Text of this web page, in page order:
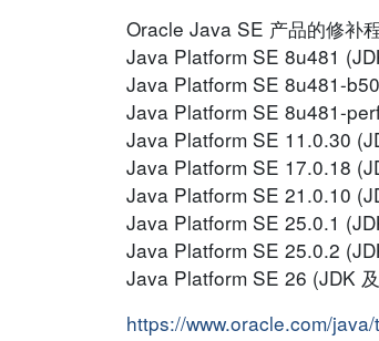
Oracle Java SE 产品的修补
Java Platform SE 8u481
Java Platform SE 8u481-
Java Platform SE 8u481-
Java Platform SE 11.0.30
Java Platform SE 17.0.18
Java Platform SE 21.0.10
Java Platform SE 25.0.1
Java Platform SE 25.0.2
Java Platform SE 26 (JDK
https://www.oracle.com/